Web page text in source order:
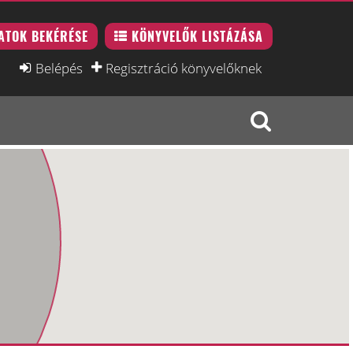
BEKÉRÉSE KÖNYVELŐK LISTÁZÁSA
Belépés Regisztráció könyvelőknek